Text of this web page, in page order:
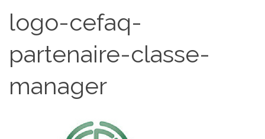
logo-cefaq-
partenaire-classe-
manager